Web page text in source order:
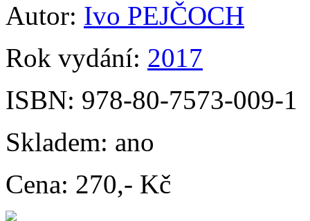
Autor: Ivo PEJČOCH
Rok vydání: 2017
ISBN: 978-80-7573-009-1
Skladem: ano
Cena: 270,- Kč